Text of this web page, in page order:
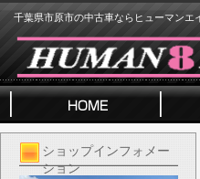
千葉県市原市の中古車ならヒューマンエ
ショップインフォメー
ション